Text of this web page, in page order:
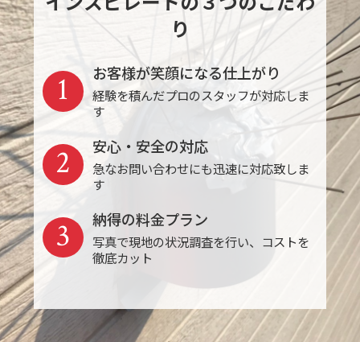
り
お客様が笑顔になる仕上がり
経験を積んだプロのスタッフが対応しま
す
1
安心・安全の対応
急なお問い合わせにも迅速に対応致しま
す
2
納得の料金プラン
写真で現地の状況調査を行い、コストを
徹底カット
3